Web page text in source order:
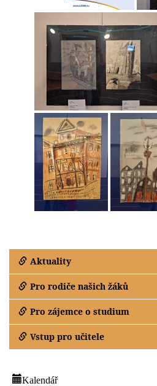
Aktuality
Pro rodiče našich žáků
Pro zájemce o studium
Vstup pro učitele
Kalendář